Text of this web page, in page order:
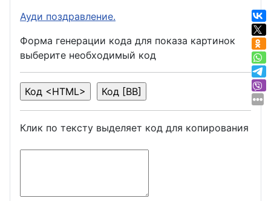
Ауди поздравление.
Форма генерации кода для показа картинок
выберите необходимый код
Клик по тексту выделяет код для копирования